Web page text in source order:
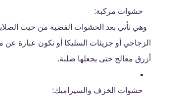
حشوات مركبة:
وهي تأتي بعد الحشوات الفضية من حيث
الزجاجي أو جزيئات السليكا أو تكون عبارة
أزرق معالج حتى يجعلها صلبة.
حشوات الخزف والسيراميك: